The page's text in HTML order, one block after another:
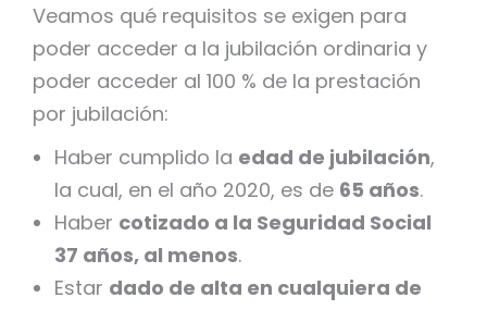
Veamos qué requisitos se exigen para
poder acceder a la jubilación ordinaria y
poder acceder al 100 % de la prestación
por jubilación:
Haber cumplido la edad de jubilación,
la cual, en el año 2020, es de 65 años.
Haber cotizado a la Seguridad Social
37 años, al menos.
Estar dado de alta en cualquiera de